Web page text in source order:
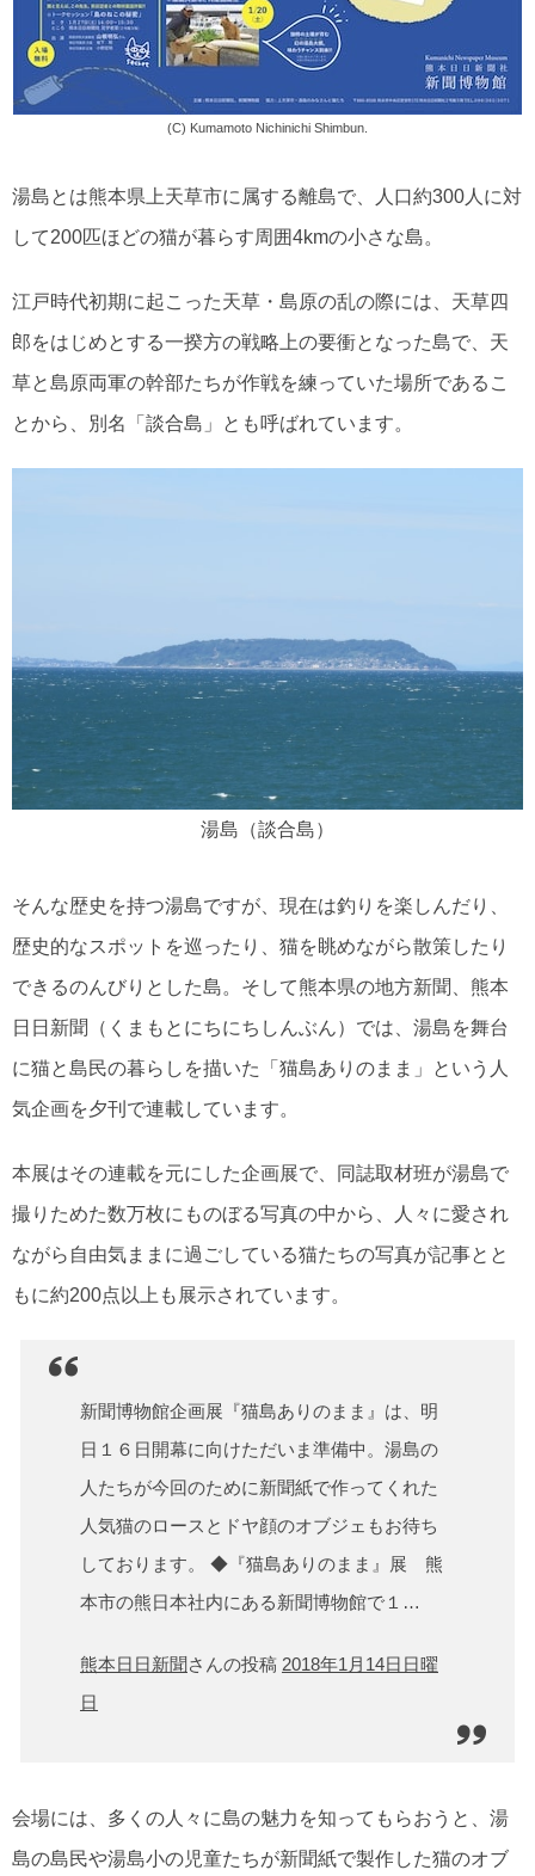
(C) Kumamoto Nichinichi Shimbun.
湯島とは熊本県上天草市に属する離島で、人口約300人に対
して200匹ほどの猫が暮らす周囲4kmの小さな島。
江戸時代初期に起こった天草・島原の乱の際には、天草四
郎をはじめとする一揆方の戦略上の要衝となった島で、天
草と島原両軍の幹部たちが作戦を練っていた場所であるこ
とから、別名「談合島」とも呼ばれています。
湯島（談合島）
そんな歴史を持つ湯島ですが、現在は釣りを楽しんだり、
歴史的なスポットを巡ったり、猫を眺めながら散策したり
できるのんびりとした島。そして熊本県の地方新聞、熊本
日日新聞（くまもとにちにちしんぶん）では、湯島を舞台
に猫と島民の暮らしを描いた「猫島ありのまま」という人
気企画を夕刊で連載しています。
本展はその連載を元にした企画展で、同誌取材班が湯島で
撮りためた数万枚にものぼる写真の中から、人々に愛され
ながら自由気ままに過ごしている猫たちの写真が記事とと
もに約200点以上も展示されています。
新聞博物館企画展『猫島ありのまま』は、明
日１６日開幕に向けただいま準備中。湯島の
人たちが今回のために新聞紙で作ってくれた
人気猫のロースとドヤ顔のオブジェもお待ち
しております。 ◆『猫島ありのまま』展 熊
本市の熊日本社内にある新聞博物館で１…
熊本日日新聞 さんの投稿 2018年1月14日日曜
日
会場には、多くの人々に島の魅力を知ってもらおうと、湯
島の島民や湯島小の児童たちが新聞紙で製作した猫のオブ